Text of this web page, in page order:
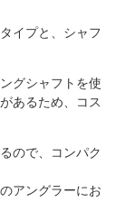
イプと、シャフ
グシャフトを使
あるため、コス
ので、コンパク
アングラーにお